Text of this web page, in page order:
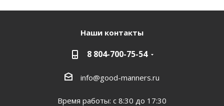
Наши контакты
8 804-700-75-54
info@good-manners.ru
Время работы: с 8:30 до 17:30